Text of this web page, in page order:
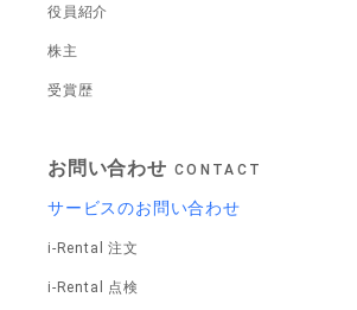
役員紹介
株主
受賞歴
お問い合わせ CONTACT
サービスのお問い合わせ
i-Rental 注文
i-Rental 点検